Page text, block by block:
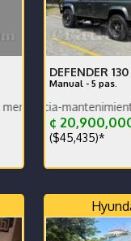
garantía x escrito.
DEFENDER
Manual - 5 pas.
mantenimiento al dia
¢
($45,435)*
Carro